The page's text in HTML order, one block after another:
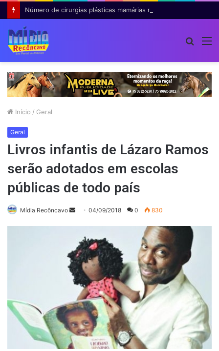
Início / Geral
Geral
Livros infantis de Lázaro Ramos
serão adotados em escolas
públicas de todo país
Mídia Recôncavo
Mande
mail
04/09/2018 0 830